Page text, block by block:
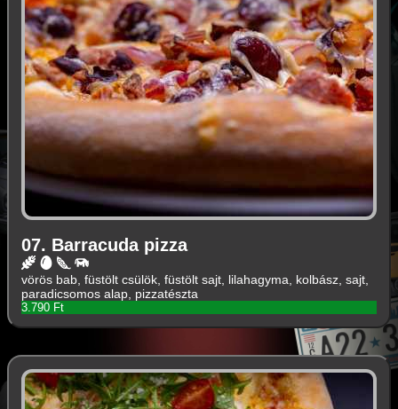
07. Barracuda pizza
vörös bab, füstölt csülök, füstölt sajt, lilahagyma, kolbász, sajt,
paradicsomos alap, pizzatészta
3.790 Ft